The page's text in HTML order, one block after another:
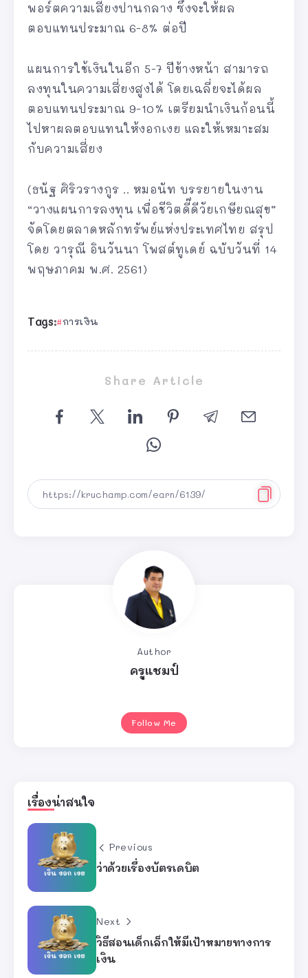
พอร์ตความเสี่ยงปานกลาง ซึ่งจะให้ผล
ตอบแทนประมาณ 6-8% ต่อปี
แผนการใช้เงินในอีก 5-7 ปีข้างหน้า สามารถ
ลงทุนในความเสี่ยงสูงได้ โดยเฉลี่ยจะได้ผล
ตอบแทนประมาณ 9-10% เตรียมนำเงินก้อนนี้
ไปหาผลตอบแทนให้งอกเงย และให้เหมาะสม
กับความเสี่ยง
(ธนัฐ ศิริวรางกูร .. หมอนัท บรรยายในงาน
“วางแผนการลงทุน เพื่อชีวิตดี๊ดีวัยเกษียณสุข”
จัดโดยตลาดหลักทรัพย์แห่งประเทศไทย สรุป
โดย วารุณี อินวันนา โพสต์ทูเดย์ ฉบับวันที่ 14
พฤษภาคม พ.ศ. 2561)
Tags: การเงิน
Share Article
Author
ครูแชมป์
Follow Me
เรื่องน่าสนใจ
Previous
ว่าด้วยเรื่องบัตรเดบิต
Next
วิธีสอนเด็กเล็กให้มีเป้าหมายทางการ
เงิน